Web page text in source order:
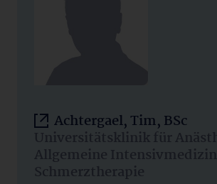
Achtergael, Tim, BSc
Universitätsklinik für
Allgemeine
Schmerztherapie